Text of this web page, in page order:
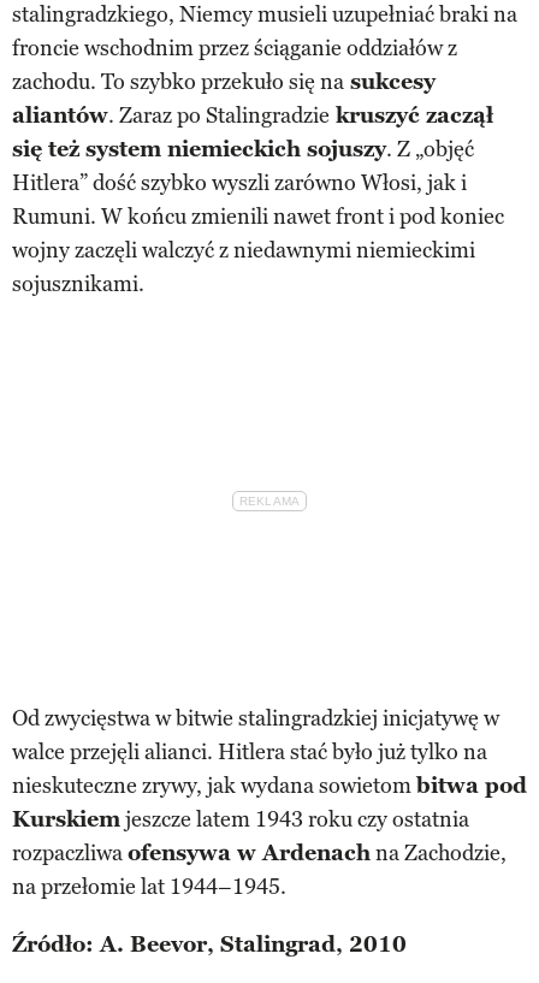
stalingradzkiego, Niemcy musieli uzupełniać braki na
froncie wschodnim przez ściąganie oddziałów z
zachodu. To szybko przekuło się na sukcesy
aliantów. Zaraz po Stalingradzie kruszyć zaczął
się też system niemieckich sojuszy. Z „objęć
Hitlera” dość szybko wyszli zarówno Włosi, jak i
Rumuni. W końcu zmienili nawet front i pod koniec
wojny zaczęli walczyć z niedawnymi niemieckimi
sojusznikami.
Od zwycięstwa w bitwie stalingradzkiej inicjatywę w
walce przejęli alianci. Hitlera stać było już tylko na
nieskuteczne zrywy, jak wydana sowietombitwa pod
Kurskiemjeszcze latem 1943 roku czy ostatnia
rozpaczliwaofensywa w Ardenachna Zachodzie,
na przełomie lat 1944–1945.
Źródło: A. Beevor, Stalingrad, 2010